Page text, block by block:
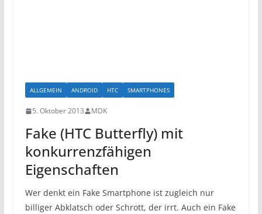
ALLGEMEIN ANDROID HTC SMARTPHONES
5. Oktober 2013 MDK
Fake (HTC Butterfly) mit
konkurrenzfähigen
Eigenschaften
Wer denkt ein Fake Smartphone ist zugleich nur
billiger Abklatsch oder Schrott, der irrt. Auch ein Fake